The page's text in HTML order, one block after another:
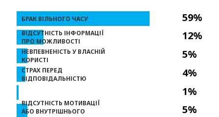
59%
12%
5%
4%
1%
5%
БРАК ВІЛЬНОГО ЧАСУ
ВІДСУТНІСТЬ ІНФОРМАЦІЇ
ПРО МОЖЛИВОСТІ
НЕВПЕВНЕНІСТЬ У ВЛАСНІЙ
КОРИСТІ
СТРАХ ПЕРЕД
ВІДПОВІДАЛЬНІСТЮ
ВІДСУТНІСТЬ МОТИВАЦІЇ
АБО ВНУТРІШНЬОГО